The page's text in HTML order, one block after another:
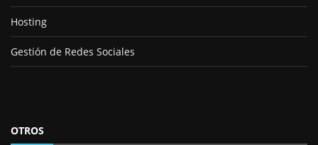
Hosting
Gestión de Redes Sociales
OTROS